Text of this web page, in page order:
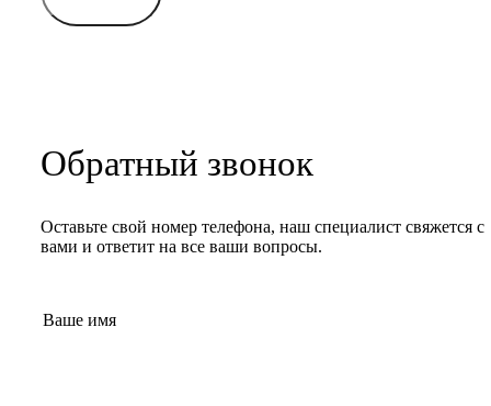
Обратный звонок
Оставьте свой номер телефона, наш специалист свяжется с
вами и ответит на все ваши вопросы.